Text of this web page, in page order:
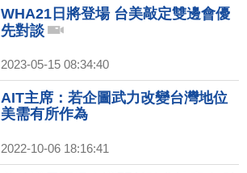
WHA21日將登場 台美敲定雙邊會優
先對談
2023-05-15 08:34:40
AIT主席：若企圖武力改變台灣地位
美需有所作為
2022-10-06 18:16:41